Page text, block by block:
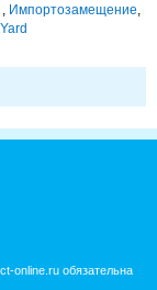
, Импорто­замещение,
online.ru обязательна